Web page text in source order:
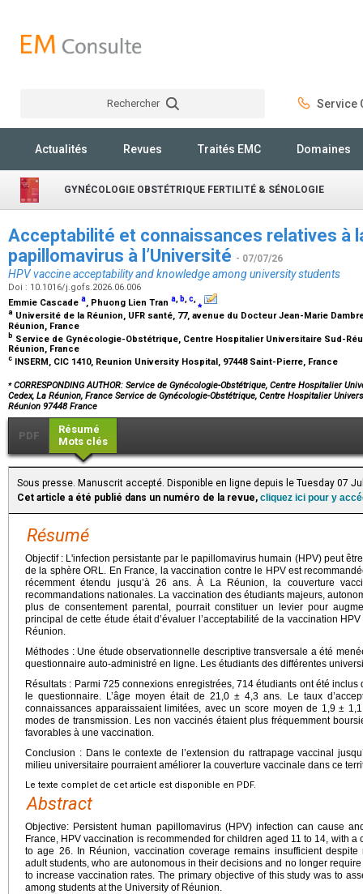
Rechercher Service
Actualités Revues Traités EMC Domaines
GYNÉCOLOGIE OBSTÉTRIQUE FERTILITÉ & SÉNOLOGIE
Acceptabilité et connaissances relatives à
papillomavirus à l’Université - 07/07/26
HPV vaccine acceptability and knowledge among university students
Doi : 10.1016/j.gofs.2026.06.006
Emmie Cascade a, Phuong Lien Tran a, b,c,⁎
a Université de la Réunion, UFR santé, 77, avenue du Docteur Jean-Marie
Réunion, France
b Service de Gynécologie-Obstétrique, Centre Hospitalier Universitaire Sud-
Réunion, France
c INSERM, CIC 1410, Reunion University Hospital, 97448 Saint-Pierre, France
⁎CORRESPONDING AUTHOR: Service de Gynécologie-Obstétrique, Centre Hospitalier
Cedex, La Réunion, France Service de Gynécologie-Obstétrique, Centre Hospitalier
Réunion 97448 France
PDF
Résumé
Mots clés
Sous presse. Manuscrit accepté. Disponible en ligne depuis le Tuesday 07
Cet article a été publié dans un numéro de la revue, cliquez ici pour y
Résumé
Objectif : L'infection persistante par le papillomavirus humain (HPV) peut
de la sphère ORL. En France, la vaccination contre le HPV est
récemment étendu jusqu’à 26 ans. À La Réunion, la couverture
recommandations nationales. La vaccination des étudiants majeurs,
plus de consentement parental, pourrait constituer un levier pour
principal de cette étude était d’évaluer l’acceptabilité de la vaccination
Réunion.
Méthodes : Une étude observationnelle descriptive transversale a été
questionnaire auto-administré en ligne. Les étudiants des différentes
Résultats : Parmi 725 connexions enregistrées, 714 étudiants ont été
le questionnaire. L’âge moyen était de 21,0 ± 4,3 ans. Le taux
connaissances apparaissaient limitées, avec un score moyen de 1,9 ±
modes de transmission. Les non vaccinés étaient plus fréquemment
favorables à une vaccination.
Conclusion : Dans le contexte de l’extension du rattrapage vaccinal
milieu universitaire pourraient améliorer la couverture vaccinale dans ce
Le texte complet de cet article est disponible en PDF.
Abstract
Objective: Persistent human papillomavirus (HPV) infection can cause
France, HPV vaccination is recommended for children aged 11 to 14, with
to age 26. In Réunion, vaccination coverage remains insufficient despite
adult students, who are autonomous in their decisions and no longer
to increase vaccination rates. The primary objective of this study was to
among students at the University of Réunion.